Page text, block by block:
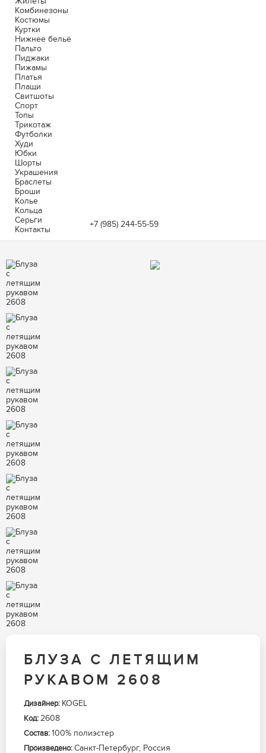
+7 (985) 244-55-59
Комбинезоны
Костюмы
Куртки
Нижнее бельё
Пальто
Пиджаки
Пижамы
Платья
Плащи
Свитшоты
Спорт
Топы
Трикотаж
Футболки
Худи
Юбки
Шорты
Украшения
Браслеты
Броши
Колье
Кольца
Серьги
Контакты
БЛУЗА С ЛЕТЯЩИМ
РУКАВОМ 2608
Дизайнер: KOGEL
Код:2608
Состав:100% полиэстер
Произведено:Санкт-Петербург, Россия